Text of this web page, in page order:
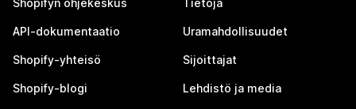
Shopifyn ohjekeskus
API-dokumentaatio
Shopify-yhteisö
Shopify-blogi
Tietoja
Uramahdollisuudet
Sijoittajat
Lehdistö ja media